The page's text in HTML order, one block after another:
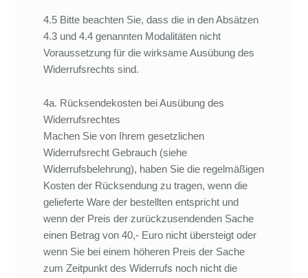
4.5 Bitte beachten Sie, dass die in den Absätzen
4.3 und 4.4 genannten Modalitäten nicht
Voraussetzung für die wirksame Ausübung des
Widerrufsrechts sind.
4a. Rücksendekosten bei Ausübung des
Widerrufsrechtes
Machen Sie von Ihrem gesetzlichen
Widerrufsrecht Gebrauch (siehe
Widerrufsbelehrung), haben Sie die regelmäßigen
Kosten der Rücksendung zu tragen, wenn die
gelieferte Ware der bestellten entspricht und
wenn der Preis der zurückzusendenden Sache
einen Betrag von 40,- Euro nicht übersteigt oder
wenn Sie bei einem höheren Preis der Sache
zum Zeitpunkt des Widerrufs noch nicht die